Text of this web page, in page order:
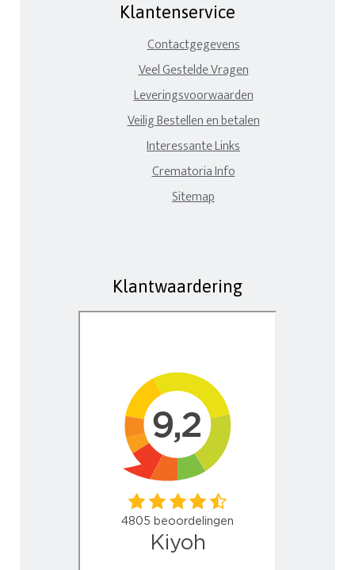
Klantenservice
Contactgegevens
Veel Gestelde Vragen
Leveringsvoorwaarden
Veilig Bestellen en betalen
Interessante Links
Crematoria Info
Sitemap
Klantwaardering